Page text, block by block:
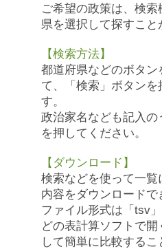
ご希望の政策は、検
県を選択して探すこと
【検索方法】
都道府県などのボタン
て、「検索」ボタンを
す。
政治家名なども記入
を押してください。
【ダウンロード】
検索などを使って一
内容をダウンロードで
ファイル形式は「tsv
どの表計算ソフトで
して簡単に比較するこ